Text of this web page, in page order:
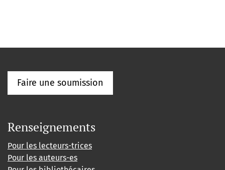
Faire une soumission
Renseignements
Pour les lecteurs-trices
Pour les auteurs-es